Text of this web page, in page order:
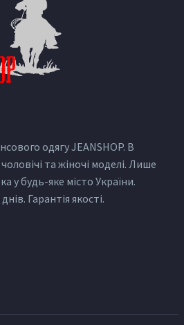
одягу JEANSHOP. В
та жіночі моделі. Лише
у будь-яке місто України.
Гарантія якості.